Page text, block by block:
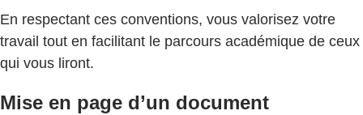
En respectant ces conventions, vous valorisez votre
travail tout en facilitant le parcours académique de ceux
qui vous liront.
Mise en page d’un document